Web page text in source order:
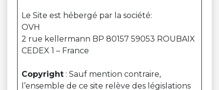
Le Site est hébergé par la société:
OVH
2 rue kellermann BP 80157 59053 ROUBAIX
CEDEX 1 – France
Copyright : Sauf mention contraire,
l’ensemble de ce site relève des législations